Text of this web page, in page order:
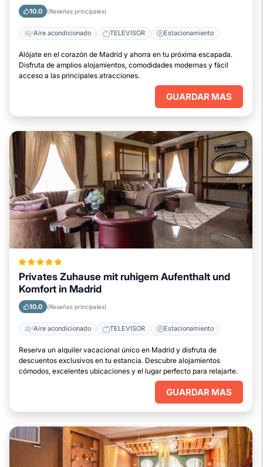
10.0 (Reseñas principales)
Aire acondicionado TELEVISOR Estacionamiento
Alójate en el corazón de Madrid y ahorra en tu próxima escapada.
Disfruta de amplios alojamientos, comodidades modernas y fácil
acceso a las principales atracciones.
GUARDAR MAS
Privates Zuhause mit ruhigem Aufenthalt und
Komfort in Madrid
10.0 (Reseñas principales)
Aire acondicionado TELEVISOR Estacionamiento
Reserva un alquiler vacacional único en Madrid y disfruta de
descuentos exclusivos en tu estancia. Descubre alojamientos
cómodos, excelentes ubicaciones y el lugar perfecto para relajarte.
GUARDAR MAS